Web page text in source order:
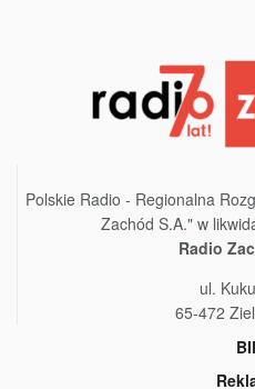
Polskie Radio - Regionalna
Zachód S.A." w
Radio
ul.
65-472